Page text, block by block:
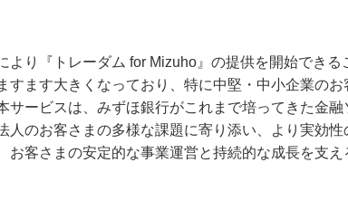
より『トレーダム for Mizuho』の提供を開始でき
ます大きくなっており、特に中堅・中小企業の
ービスは、みずほ銀行がこれまで培ってきた金
人のお客さまの多様な課題に寄り添い、より実効
客さまの安定的な事業運営と持続的な成長を支